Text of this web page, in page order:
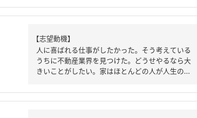
【志望動機】
人に喜ばれる仕事がしたかった。そう考えている
うちに不動産業界を見つけた。どうせやるなら大
きいことがしたい。家はほとんどの人が人生の...